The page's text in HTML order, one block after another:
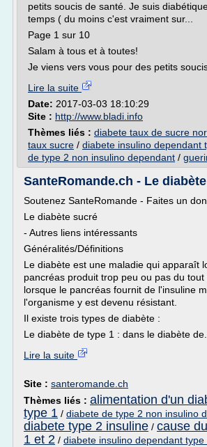
petits soucis de santé. Je suis
temps ( du moins c'est vraiment sur...
Page 1 sur 10
Salam à tous et à toutes!
Je viens vers vous pour des petits soucis
Lire la suite
Date: 2017-03-03 18:10:29
Site : http://www.bladi.info
Thèmes liés : diabete taux de sucre
taux sucre / diabete insulino dependant
de type 2 non insulino dependant /
SanteRomande.ch - Le
Soutenez SanteRomande - Faites un don
Le diabète sucré
- Autres liens intéressants
Généralités/Définitions
Le diabète est une maladie qui apparaît
pancréas produit trop peu ou pas du
lorsque le pancréas fournit de l'insuline
l'organisme y est devenu résistant.
Il existe trois types de diabète :
Le diabète de type 1 : dans le diabète de...
Lire la suite
Site : santeromande.ch
Thèmes liés : alimentation d'un
type 1 / diabete de type 2 non insulino
diabete type 2 insuline / cause
1 et 2 / diabete insulino dependant type